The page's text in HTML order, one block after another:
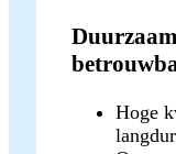
Hoge